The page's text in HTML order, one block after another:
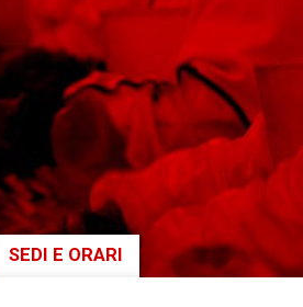
SUNIA
SEDI E ORARI